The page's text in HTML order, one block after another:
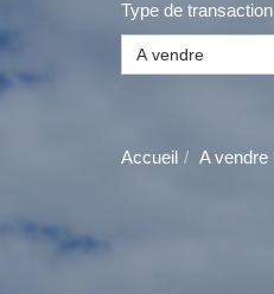
Type de transaction
A vendre
Accueil A vendre